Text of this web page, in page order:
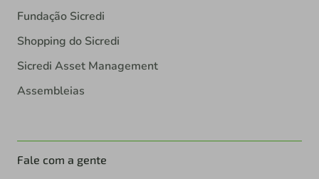
Fundação Sicredi
Shopping do Sicredi
Sicredi Asset Management
Assembleias
Fale com a gente